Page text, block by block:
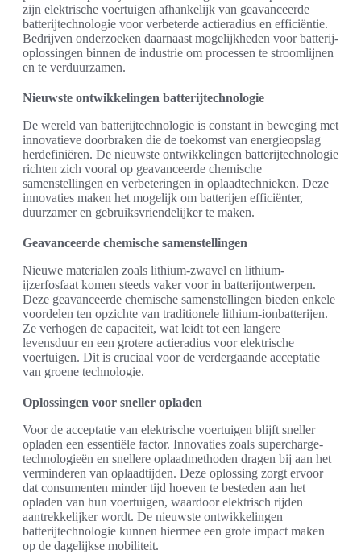
zijn elektrische voertuigen afhankelijk van geavanceerde
batterijtechnologie voor verbeterde actieradius en efficiëntie.
Bedrijven onderzoeken daarnaast mogelijkheden voor batterij-
oplossingen binnen de industrie om processen te stroomlijnen
en te verduurzamen.
Nieuwste ontwikkelingen batterijtechnologie
De wereld van batterijtechnologie is constant in beweging met
innovatieve doorbraken die de toekomst van energieopslag
herdefiniëren. De nieuwste ontwikkelingen batterijtechnologie
richten zich vooral op geavanceerde chemische
samenstellingen en verbeteringen in oplaadtechnieken. Deze
innovaties maken het mogelijk om batterijen efficiënter,
duurzamer en gebruiksvriendelijker te maken.
Geavanceerde chemische samenstellingen
Nieuwe materialen zoals lithium-zwavel en lithium-
ijzerfosfaat komen steeds vaker voor in batterijontwerpen.
Deze geavanceerde chemische samenstellingen bieden enkele
voordelen ten opzichte van traditionele lithium-ionbatterijen.
Ze verhogen de capaciteit, wat leidt tot een langere
levensduur en een grotere actieradius voor elektrische
voertuigen. Dit is cruciaal voor de verdergaande acceptatie
van groene technologie.
Oplossingen voor sneller opladen
Voor de acceptatie van elektrische voertuigen blijft sneller
opladen een essentiële factor. Innovaties zoals supercharge-
technologieën en snellere oplaadmethoden dragen bij aan het
verminderen van oplaadtijden. Deze oplossing zorgt ervoor
dat consumenten minder tijd hoeven te besteden aan het
opladen van hun voertuigen, waardoor elektrisch rijden
aantrekkelijker wordt. De nieuwste ontwikkelingen
batterijtechnologie kunnen hiermee een grote impact maken
op de dagelijkse mobiliteit.